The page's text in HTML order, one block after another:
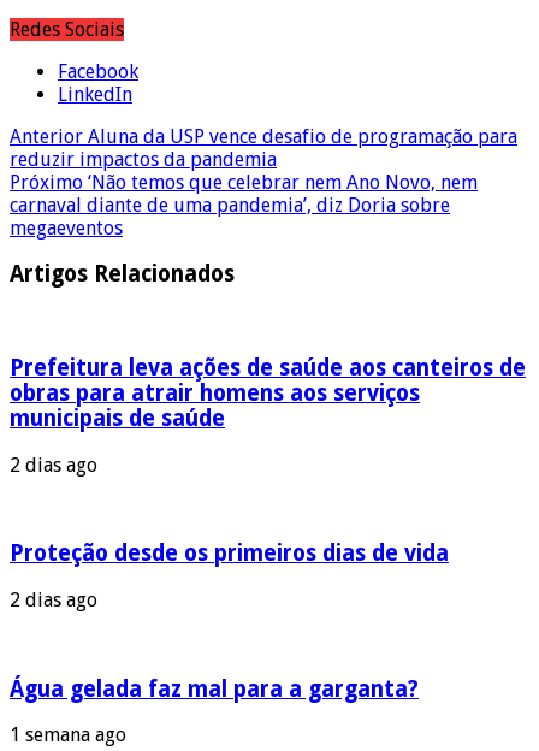
Redes Sociais
Facebook
LinkedIn
Anterior Aluna da USP vence desafio de programação para
reduzir impactos da pandemia
Próximo ‘Não temos que celebrar nem Ano Novo, nem
carnaval diante de uma pandemia’, diz Doria sobre
megaeventos
Artigos Relacionados
Prefeitura leva ações de saúde aos canteiros de
obras para atrair homens aos serviços
municipais de saúde
2 dias ago
Proteção desde os primeiros dias de vida
2 dias ago
Água gelada faz mal para a garganta?
1 semana ago